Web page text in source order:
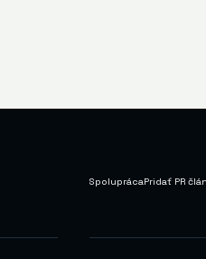
SpoluprácaPridať PR